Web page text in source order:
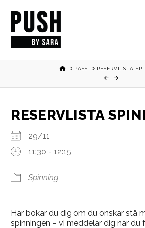
HOMEPASS RESERVLISTA
RESERVLISTA
29/11
11:30 - 12:15
Spinning
Här bokar du dig om du önskar stå
spinningen – vi meddelar dig när du